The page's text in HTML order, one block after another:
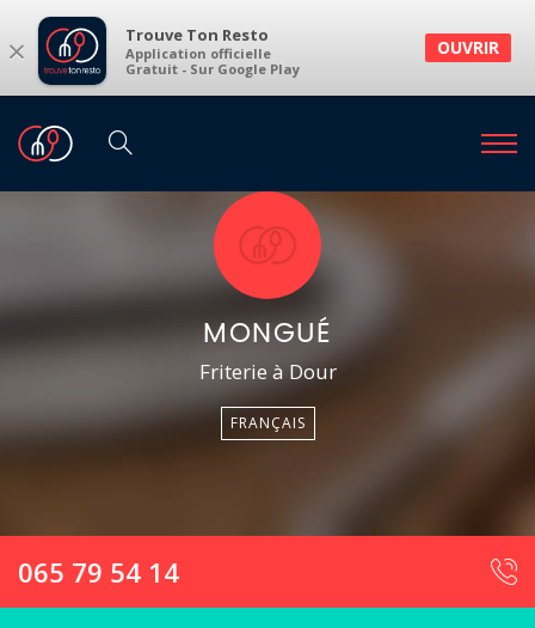
× Trouve Ton Resto
Application officielle
Gratuit - Sur Google Play
OUVRIR
MONGUÉ
Friterie à Dour
FRANÇAIS
065 79 54 14